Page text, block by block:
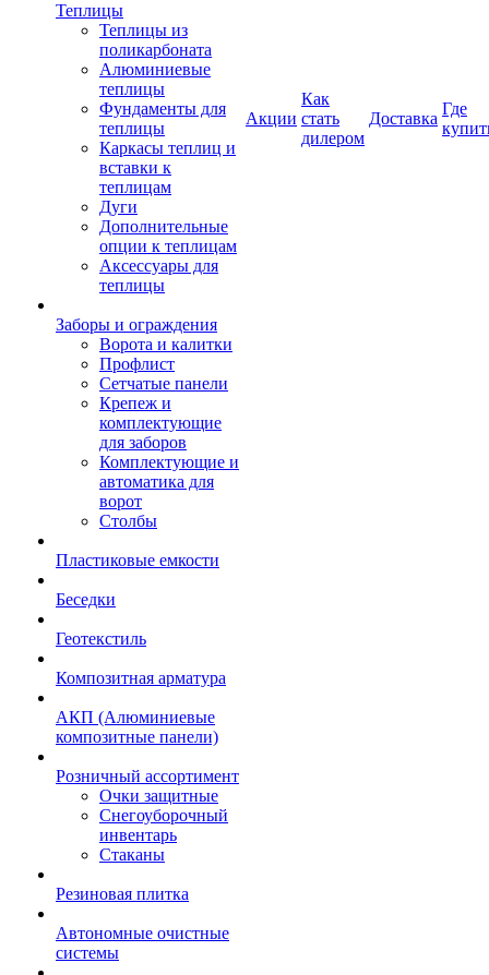
Теплицы
Теплицы из
поликарбоната
Алюминиевые
теплицы
Фундаменты для
теплицы
Каркасы теплиц и
вставки к
теплицам
Дуги
Дополнительные
опции к теплицам
Аксессуары для
теплицы
Заборы и ограждения
Ворота и калитки
Профлист
Сетчатые панели
Крепеж и
комплектующие
для заборов
Комплектующие и
автоматика для
ворот
Столбы
Пластиковые емкости
Беседки
Геотекстиль
Композитная арматура
АКП (Алюминиевые
композитные панели)
Розничный ассортимент
Очки защитные
Снегоуборочный
инвентарь
Стаканы
Резиновая плитка
Автономные очистные
системы
Акции
Как
стать
дилером
Доставка
Где